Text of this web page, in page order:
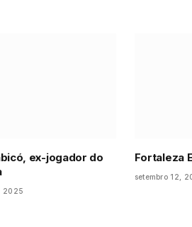
ex-jogador do
2025
Fortaleza
setembro 12,